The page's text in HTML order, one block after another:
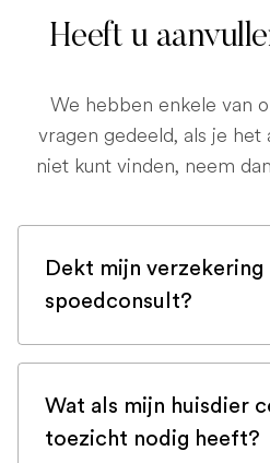
Heeft u
We hebben enkele van
vragen gedeeld, als je
niet kunt vinden, neem
Dekt mijn verzekering
spoedconsult?
Als u bent
dat een spoedconsult
Maar controleer voor
Wat als mijn huisdier
toezicht nodig heeft?